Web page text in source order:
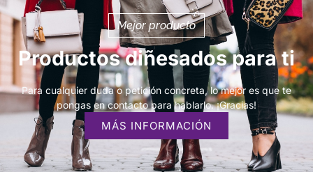
Mejor producto
Productos diñesados para ti
Para cualquier duda o petición concreta, lo mejor es que te
pongas en contacto para hablarlo. ¡Gracias!
MÁS INFORMACIÓN